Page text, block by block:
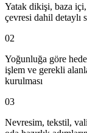
Yatak dikişi, baza
çevresi dahil detaylı
02
Yoğunluğa göre
işlem ve gerekli
kurulması
03
Nevresim, tekstil,